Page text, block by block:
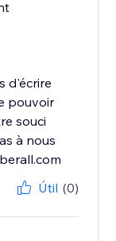
d'écrire
pouvoir
souci
à nous
Útil (0)